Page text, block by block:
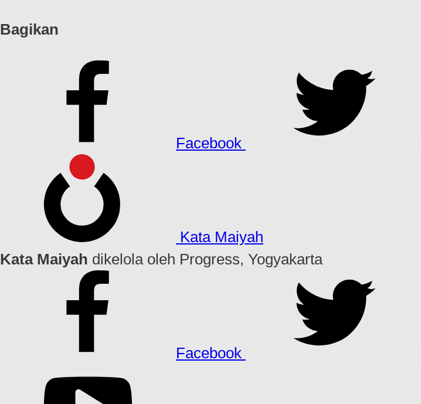
Bagikan
Facebook
Kata Maiyah
Kata Maiyah dikelola oleh Progress, Yogyakarta
Facebook